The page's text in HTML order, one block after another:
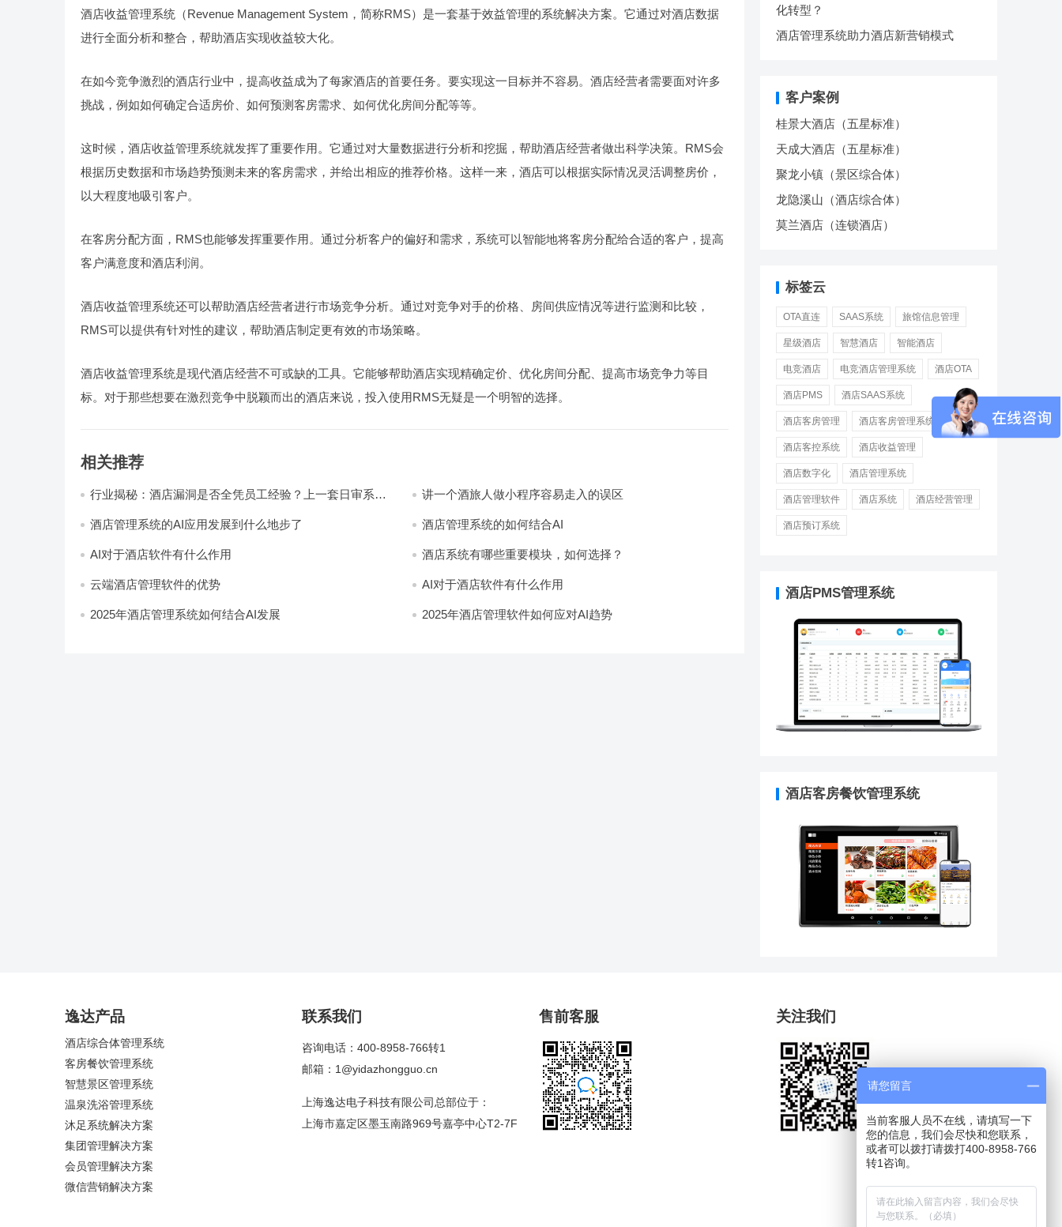
酒店收益管理系统（Revenue Management System，简称RMS）是一套基于效益管理的系统解决方案。它通过对酒店数据
进行全面分析和整合，帮助酒店实现收益较大化。
在如今竞争激烈的酒店行业中，提高收益成为了每家酒店的首要任务。要实现这一目标并不容易。酒店经营者需要面对许多
挑战，例如如何确定合适房价、如何预测客房需求、如何优化房间分配等等。
这时候，酒店收益管理系统就发挥了重要作用。它通过对大量数据进行分析和挖掘，帮助酒店经营者做出科学决策。RMS会
根据历史数据和市场趋势预测未来的客房需求，并给出相应的推荐价格。这样一来，酒店可以根据实际情况灵活调整房价，
以大程度地吸引客户。
在客房分配方面，RMS也能够发挥重要作用。通过分析客户的偏好和需求，系统可以智能地将客房分配给合适的客户，提高
客户满意度和酒店利润。
酒店收益管理系统还可以帮助酒店经营者进行市场竞争分析。通过对竞争对手的价格、房间供应情况等进行监测和比较，
RMS可以提供有针对性的建议，帮助酒店制定更有效的市场策略。
酒店收益管理系统是现代酒店经营不可或缺的工具。它能够帮助酒店实现精确定价、优化房间分配、提高市场竞争力等目
标。对于那些想要在激烈竞争中脱颖而出的酒店来说，投入使用RMS无疑是一个明智的选择。
相关推荐
行业揭秘：酒店漏洞是否全凭员工经验？上一套日审系
讲一个酒旅人做小程序容易走入的误区
酒店管理系统的AI应用发展到什么地步了 酒店管理系统的如何结合AI
AI对于酒店软件有什么作用 酒店系统有哪些重要模块，如何选择？
云端酒店管理软件的优势 AI对于酒店软件有什么作用
2025年酒店管理系统如何结合AI发展 2025年酒店管理软件如何应对AI趋势
化转型？
酒店管理系统助力酒店新营销模式
客户案例
桂景大酒店（五星标准）
天成大酒店（五星标准）
聚龙小镇（景区综合体）
龙隐溪山（酒店综合体）
莫兰酒店（连锁酒店）
标签云
OTA直连 SAAS系统 旅馆信息管理
星级酒店 智慧酒店 智能酒店
电竞酒店 电竞酒店管理系统 酒店OTA
酒店PMS 酒店SAAS系统
酒店客房管理 酒店客房管理系统
酒店客控系统 酒店收益管理
酒店数字化 酒店管理系统
酒店管理软件 酒店系统 酒店经营管理
酒店预订系统
酒店PMS管理系统
酒店客房餐饮管理系统
逸达产品
酒店综合体管理系统
客房餐饮管理系统
智慧景区管理系统
温泉洗浴管理系统
沐足系统解决方案
集团管理解决方案
会员管理解决方案
微信营销解决方案
联系我们
咨询电话：400-8958-766转1
邮箱：1@yidazhongguo.cn
上海逸达电子科技有限公司总部位于：
上海市嘉定区墨玉南路969号嘉亭中心T2-7F
售前客服 关注我们
请您留言
当前客服人员不在线，请填写一下
您的信息，我们会尽快和您联系，
或者可以拨打请拨打400-8958-766
转1咨询。